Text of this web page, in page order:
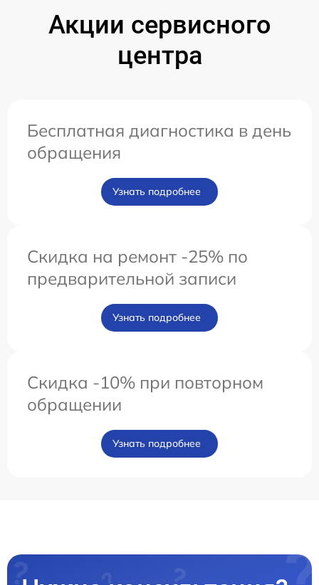
Акции сервисного
центра
Бесплатная диагностика в день
обращения
Узнать подробнее
Скидка на ремонт -25% по
предварительной записи
Узнать подробнее
Скидка -10% при повторном
обращении
Узнать подробнее